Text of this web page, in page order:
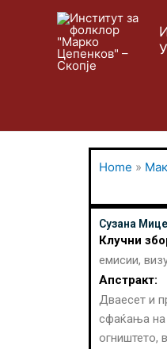
Home »
Сузана
Клучни
емисии,
Апстракт:
Дваесет и
сфаќања на
огништето,